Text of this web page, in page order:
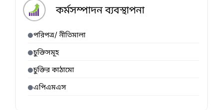
কর্মসম্পাদন ব্যবস্থাপনা
পরিপত্র/ নীতিমালা
চুক্তিসমূহ
চুক্তির কাঠামো
এপিএমএস